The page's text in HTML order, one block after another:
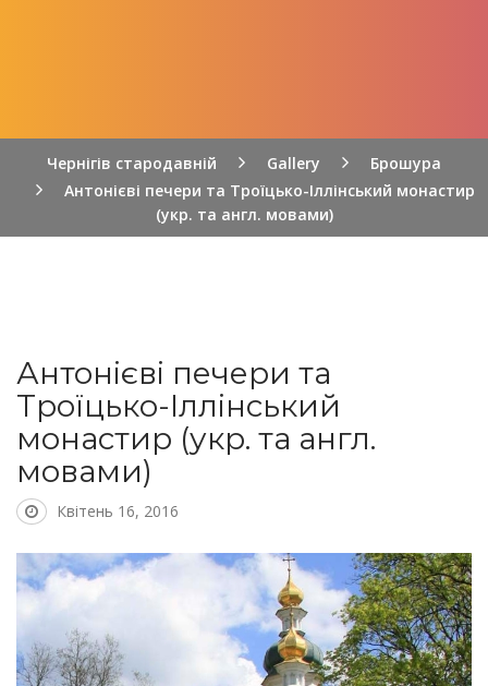
Чернігів стародавній Gallery
Брошура
Антонієві печери та Троїцько-Іллінський монастир
(укр. та англ. мовами)
Антонієві печери та
Троїцько-Іллінський
монастир (укр. та англ.
мовами)
Квітень 16, 2016